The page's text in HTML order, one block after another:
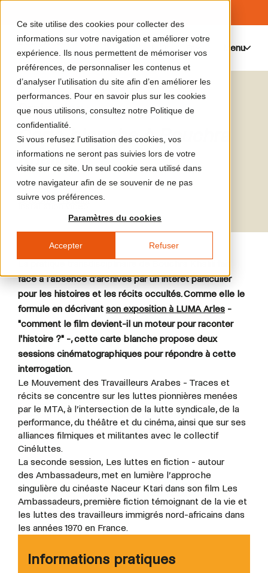
Ce site utilise des cookies pour collecter des
informations sur votre navigation et améliorer votre
expérience. Ils nous permettent de mémoriser vos
préférences, de personnaliser les contenus et
d’analyser l’utilisation du site afin d’en améliorer les
performances. Pour en savoir plus sur les cookies
que nous utilisons, consultez notre Politique de
confidentialité.
Si vous refusez l'utilisation des cookies, vos
informations ne seront pas suivies lors de votre
visite sur ce site. Un seul cookie sera utilisé dans
votre navigateur afin de se souvenir de ne pas
suivre vos préférences.
Paramètres du cookies
Accepter Refuser
Menu
Projection
Carte blanche à Bouchra
Khalili
Bouchra Khalili
face à l'absence d'archives par un intérêt particulier
pour les histoires et les récits occultés. Comme elle le
formule en décrivant son exposition à LUMA Arles -
"comment le film devient-il un moteur pour raconter
l'histoire ?" -, cette carte blanche propose deux
sessions cinématographiques pour répondre à cette
interrogation.
Le Mouvement des Travailleurs Arabes - Traces et
récits se concentre sur les luttes pionnières menées
par le MTA, à l’intersection de la lutte syndicale, de la
performance, du théâtre et du cinéma, ainsi que sur ses
alliances filmiques et militantes avec le collectif
Cinéluttes.
La seconde session, Les luttes en fiction - autour
des Ambassadeurs, met en lumière l’approche
singulière du cinéaste Naceur Ktari dans son film Les
Ambassadeurs, première fiction témoignant de la vie et
les luttes des travailleurs immigrés nord-africains dans
les années 1970 en France.
Informations pratiques